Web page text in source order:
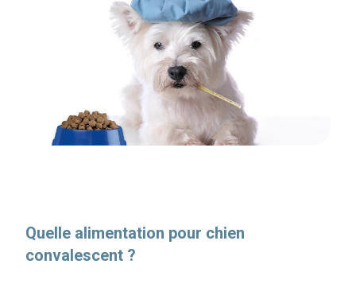
Quelle alimentation pour chien
convalescent ?